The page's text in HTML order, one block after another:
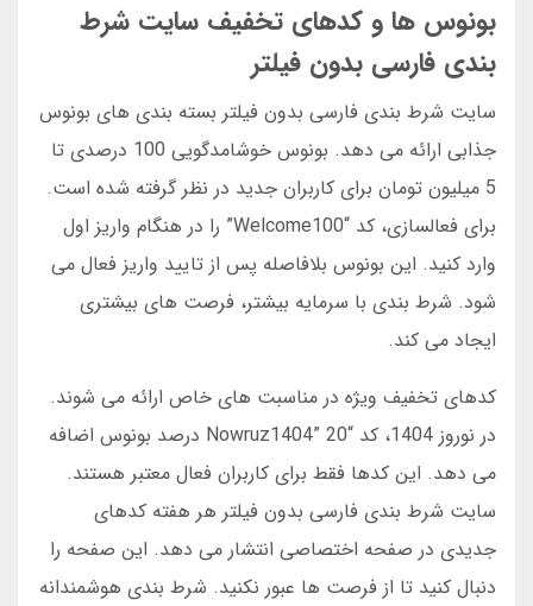
بونوس ها و کدهای تخفیف سایت شرط
بندی فارسی بدون فیلتر
سایت شرط بندی فارسی بدون فیلتر بسته بندی های بونوس
جذابی ارائه می دهد. بونوس خوشامدگویی 100 درصدی تا
5 میلیون تومان برای کاربران جدید در نظر گرفته شده است.
برای فعالسازی، کد “Welcome100” را در هنگام واریز اول
وارد کنید. این بونوس بلافاصله پس از تایید واریز فعال می
شود. شرط بندی با سرمایه بیشتر، فرصت های بیشتری
ایجاد می کند.
کدهای تخفیف ویژه در مناسبت های خاص ارائه می شوند.
در نوروز 1404، کد “Nowruz1404” 20 درصد بونوس اضافه
می دهد. این کدها فقط برای کاربران فعال معتبر هستند.
سایت شرط بندی فارسی بدون فیلتر هر هفته کدهای
جدیدی در صفحه اختصاصی انتشار می دهد. این صفحه را
دنبال کنید تا از فرصت ها عبور نکنید. شرط بندی هوشمندانه